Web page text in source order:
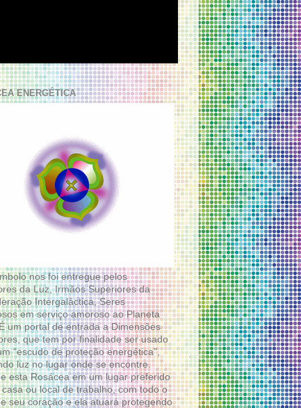
ENERGÉTICA
nos foi entregue pelos
da Luz, Irmãos Superiores da
Intergaláctica, Seres
em serviço amoroso ao Planeta
um portal de entrada a Dimensões
que tem por finalidade ser usado
“escudo de proteção energética”,
luz no lugar onde se encontre.
esta Rosácea em um lugar preferido
ou local de trabalho, com todo o
seu coração e ela atuará protegendo